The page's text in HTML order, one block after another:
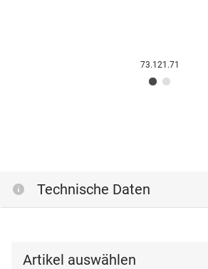
73.121.71
Technische Daten
Artikel auswählen